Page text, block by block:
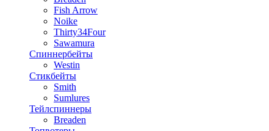
Fish Arrow
Noike
Thirty34Four
Sawamura
Спиннербейты
Westin
Стикбейты
Smith
Sumlures
Тейлспиннеры
Breaden